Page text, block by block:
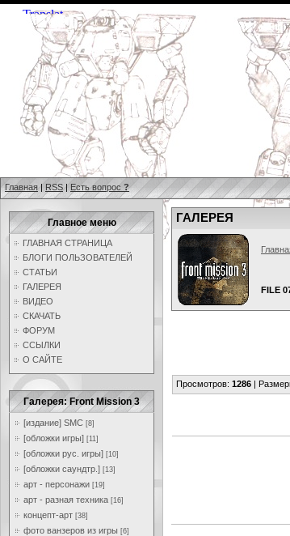
Главная | RSS | Есть вопрос ?
Главное меню
ГЛАВНАЯ СТРАНИЦА
БЛОГИ ПОЛЬЗОВАТЕЛЕЙ
СТАТЬИ
ГАЛЕРЕЯ
ВИДЕО
СКАЧАТЬ
ФОРУМ
ССЫЛКИ
О САЙТЕ
Галерея: Front Mission 3
[издание] SMC [8]
[обложки игры] [11]
[обложки рус. игры] [10]
[обложки саундтр.] [13]
арт - персонажи [19]
арт - разная техника [16]
концепт-арт [38]
фото ванзеров из игры [6]
ГАЛЕРЕЯ
FILE
Просмотров: 1286 |